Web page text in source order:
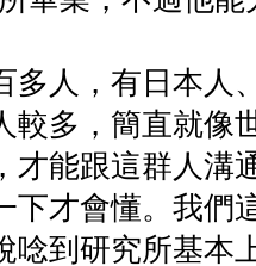
多人，有日本人
較多，簡直就像
才能跟這群人溝
下才會懂。我們
唸到研究所基本